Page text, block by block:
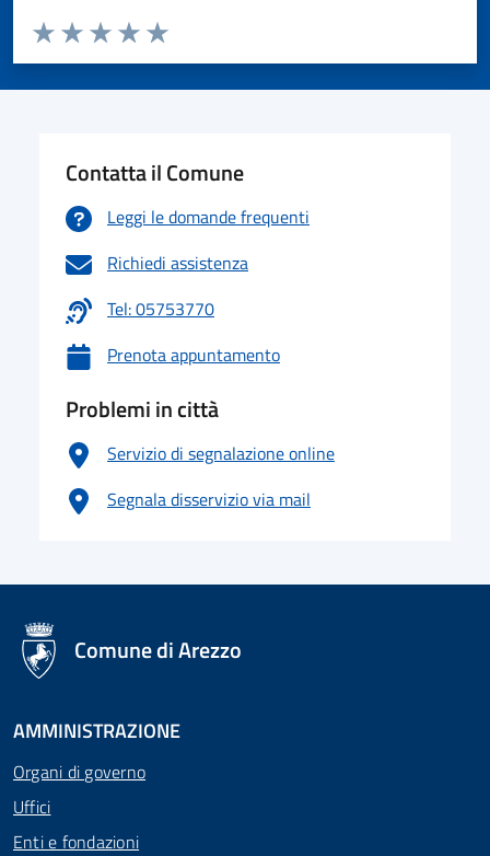
Valuta da 1 a 5 stelle la pagina
Valuta 5 stelle su 5
Valuta 4 stelle su 5
Valuta 3 stelle su 5
Valuta 2 stelle su 5
Valuta 1 stelle su 5
Contatta il Comune
Leggi le domande frequenti
Richiedi assistenza
Tel: 05753770
Prenota appuntamento
Problemi in città
Servizio di segnalazione online
Segnala disservizio via mail
logo Unione Europea
Comune di Arezzo
AMMINISTRAZIONE
Organi di governo
Uffici
Enti e fondazioni